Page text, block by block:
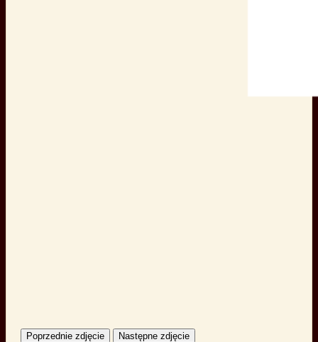
Poprzednie zdjęcie Następne zdjęcie